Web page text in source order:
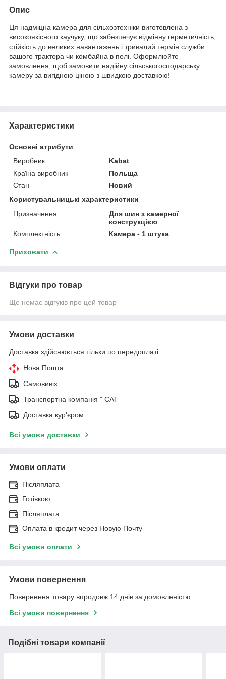
Опис
Ця надміцна камера для сільхозтехніки виготовлена з
високоякісного каучуку, що забезпечує відмінну герметичність,
стійкість до великих навантажень і тривалий термін служби
вашого трактора чи комбайна в полі. Оформлюйте
замовлення, щоб замовити надійну сільськогосподарську
камеру за вигідною ціною з швидкою доставкою!
Характеристики
Основні атрибути
Виробник
Kabat
Країна виробник
Польща
Стан
Новий
Користувальницькі характеристики
Призначення
Для шин з камерної
конструкцією
Комплектність
Камера - 1 штука
Приховати
Відгуки про товар
Ще немає відгуків про цей товар
Умови доставки
Доставка здійснюється тільки по передоплаті.
Нова Пошта
Самовивіз
Транспортна компанія " САТ
Доставка кур'єром
Всі умови доставки
Умови оплати
Післяплата
Готівкою
Післяплата
Оплата в кредит через Новую Почту
Всі умови оплати
Умови повернення
Повернення товару впродовж 14 днів за домовленістю
Всі умови повернення
Подібні товари компанії